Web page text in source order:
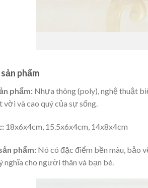
phẩm
phẩm: Nhựa thông (poly), nghệ thuật
và cao quý của sự sống.
18x6x4cm, 15.5x6x4cm, 14x8x4cm
phẩm: Nó có đặc điểm bền màu, bảo
nghĩa cho người thân và bạn bè.